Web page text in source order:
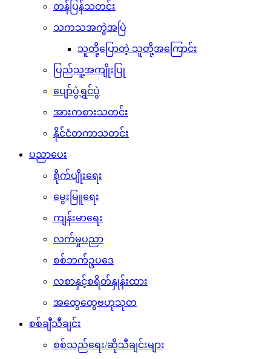
တန်ပြန်သတင်း
သကသအကွဲအပြဲ
သူတို့ပြောတဲ့ သူတို့အကြောင်း
ပြည်သူ့အကျိုးပြု
ပျော်ပွဲရွှင်ပွဲ
အားကစားသတင်း
နိုင်ငံတကာသတင်း
ပညာပေး
စိုက်ပျိုးရေး
မွေးမြူရေး
ကျန်းမာရေး
လက်မှုပညာ
စစ်ဘက်ဥပဒေ
လစာနှင့်စရိတ်နှုန်းထား
အထွေထွေဗဟုသုတ
စစ်ချီသီချင်း
စစ်သည်ရေး/ဆိုသီချင်းများ